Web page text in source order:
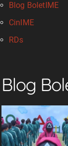
Blog BoletIME
CinIME
RDs
Blog